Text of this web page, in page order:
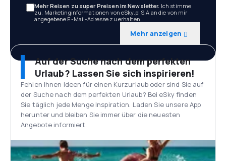
Mehr Reisen zu super Preisen im Newsletter. Ich stimme
zu, Marketinginformationen von eSky.pl S.A an die von mir
angegebene E-Mail-Adresse zu erhalten.
Mehr anzeigen
Auf der Suche nach dem perfekten
Urlaub? Lassen Sie sich inspirieren!
Fehlen Ihnen Ideen für einen Kurzurlaub oder sind Sie auf
der Suche nach dem perfekten Urlaub? Bei eSky finden
Sie täglich jede Menge Inspiration. Laden Sie unsere App
herunter und bleiben Sie immer über die neuesten
Angebote informiert.